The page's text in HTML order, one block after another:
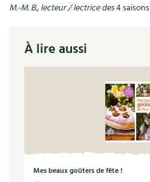
Matériaux écologiques
Énergie
Gestion de l’eau
Décoration et petit bricolage
Santé et bien-être
Appels à témoignage
Bonnes adresses
M.-M. B., lecteur / lectrice des4 saisons
À lire aussi
Mes beaux goûters de fête !